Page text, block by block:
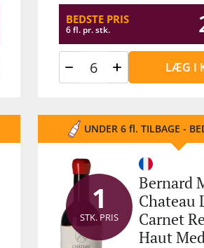
BEDSTE PRIS
6 fl. pr. stk.
LÆG I
UNDER 6 fl. TILBAGE -
1
STK. PRIS
Bernard
Chateau
Carnet
Haut